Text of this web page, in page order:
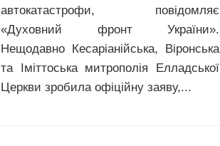
автокатастрофи, повідомляє
«Духовний фронт України».
Нещодавно Кесаріанійська, Віронська
та Іміттоська митрополія Елладської
Церкви зробила офіційну заяву,...